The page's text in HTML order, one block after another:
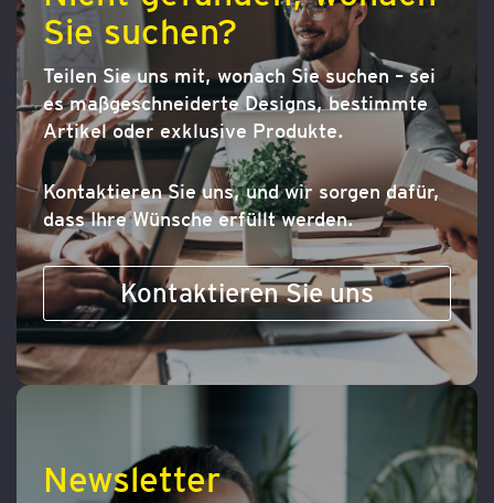
Sie suchen?
Teilen Sie uns mit, wonach Sie suchen – sei
es maßgeschneiderte Designs, bestimmte
Artikel oder exklusive Produkte.
Kontaktieren Sie uns, und wir sorgen dafür,
dass Ihre Wünsche erfüllt werden.
Kontaktieren Sie uns
Newsletter